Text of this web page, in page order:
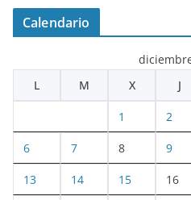
Calendario
L
M X J
1 2
6 7 8 9
13 14 15 16